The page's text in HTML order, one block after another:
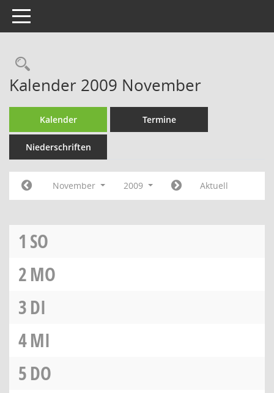
Toggle navigation
Rechercheauswahl
Kalender 2009 November
Kalender Termine
Niederschriften
November 2009 Aktuell
1 SO
2MO
3DI
4MI
5DO